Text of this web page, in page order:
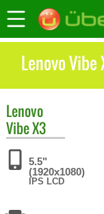
Lenovo
Lenovo
Vibe X3
5.5"
(1920x1080)
IPS LCD